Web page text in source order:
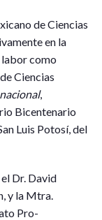
de Ciencias
en la
como
Ciencias
,
Bicentenario
Luis Potosí, del
el Dr. David
y la Mtra.
Pro-